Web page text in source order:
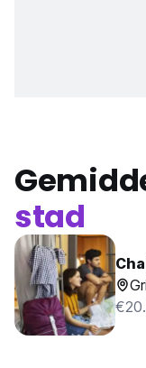
stad